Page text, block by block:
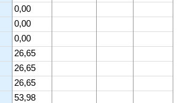
0,00
0,00
0,00
26,65
26,65
26,65
53,98